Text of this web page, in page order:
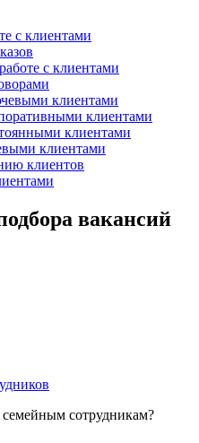
с клиентами
с клиентами
клиентами
клиентами
клиентами
клиентами
клиентов
вакансий
семейным сотрудникам?